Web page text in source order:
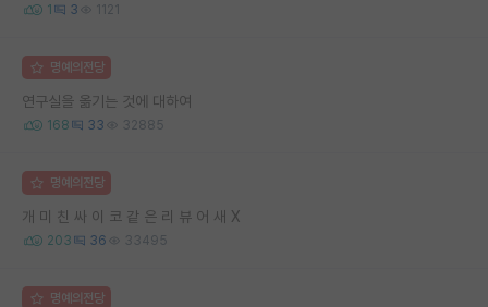
1 3 1121
명예의전당
연구실을 옮기는 것에 대하여
168 33 32885
명예의전당
개 미 친 싸 이 코 같 은 리 뷰 어 새 X
203 36 33495
명예의전당